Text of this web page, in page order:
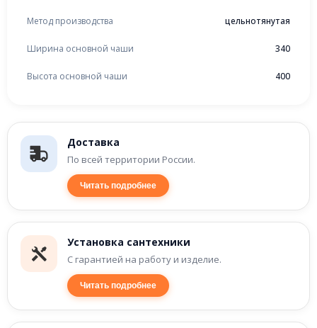
Доставка
По всей территории России.
Читать подробнее
Установка сантехники
С гарантией на работу и изделие.
Читать подробнее
Метод производства цельнотянутая
Ширина основной чаши 340
Высота основной чаши 400